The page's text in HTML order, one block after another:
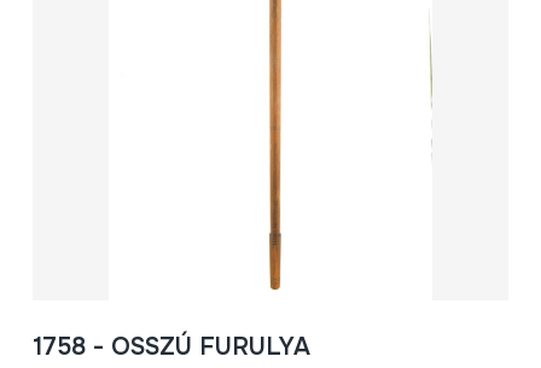
1758 - OSSZÚ FURULYA